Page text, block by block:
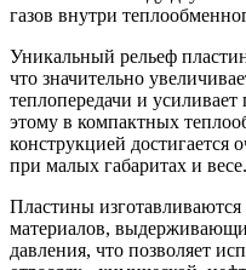
газов внутри
Уникальный рельеф
что значительно
теплопередачи и
этому в компактных
конструкцией достигается
при малых габаритах и весе.
Пластины
материалов,
давления, что позволяет